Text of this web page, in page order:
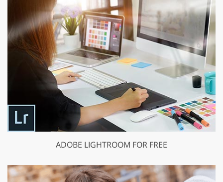
ADOBE LIGHTROOM FOR FREE